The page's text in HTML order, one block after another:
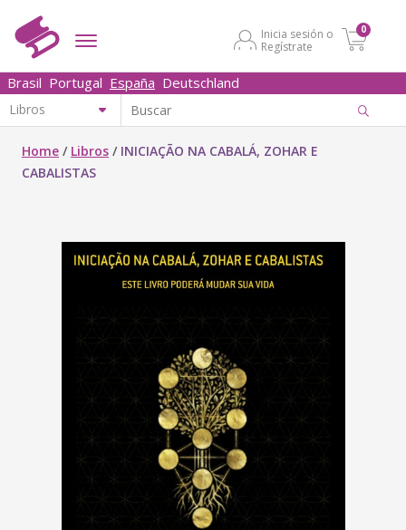
Inicia sesión o
Regístrate
0
Brasil Portugal España Deutschland
Home / Libros / INICIAÇÃO NA CABALÁ, ZOHAR E
CABALISTAS